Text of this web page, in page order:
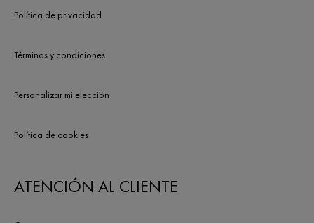
Política de privacidad
Términos y condiciones
Personalizar mi elección
Política de cookies
ATENCIÓN AL CLIENTE